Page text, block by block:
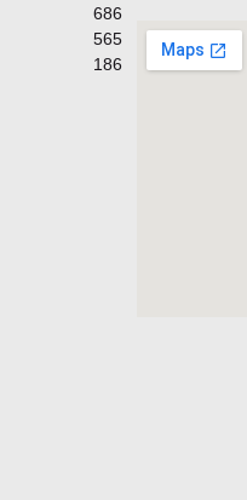
686
565
186